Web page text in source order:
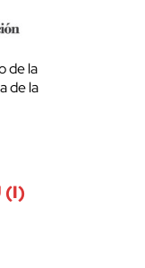
de la
de la
(I)